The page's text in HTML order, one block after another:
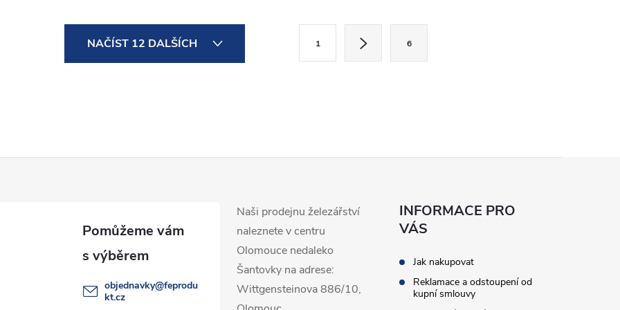
NAČÍST 12 DALŠÍCH
á
n
í
1 6
objednavky@feprodu
kt.cz
Naši prodejnu železářství
naleznete v centru
Olomouce nedaleko
Šantovky na adrese:
Wittgensteinova 886/10,
INFORMACE PRO
VÁS
Jak nakupovat
Reklamace a odstoupení od
kupní smlouvy